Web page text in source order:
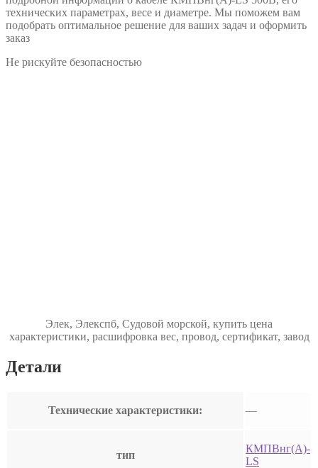
технических параметрах, весе и диаметре. Мы поможем вам
подобрать оптимальное решение для ваших задач и оформить
заказ
Не рискуйте безопасностью
Элек, Элекспб, Судовой морской, купить цена
характеристики, расшифровка вес, провод, сертификат, завод
Детали
Технические характеристики: —
тип
КМПВнг(А)-
LS